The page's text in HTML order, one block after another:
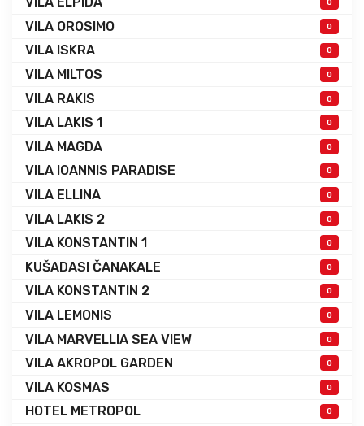
0
VILA OROSIMO 0
VILA ISKRA 0
VILA MILTOS 0
VILA RAKIS 0
VILA LAKIS 1 0
VILA MAGDA 0
VILA IOANNIS PARADISE 0
VILA ELLINA 0
VILA LAKIS 2 0
VILA KONSTANTIN 1 0
KUŠADASI ČANAKALE 0
VILA KONSTANTIN 2 0
VILA LEMONIS 0
VILA MARVELLIA SEA VIEW 0
VILA AKROPOL GARDEN 0
VILA KOSMAS 0
HOTEL METROPOL 0